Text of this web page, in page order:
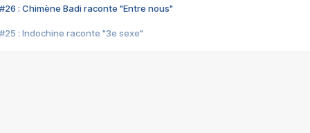
#26 : Chimène Badi raconte "Entre nous"
#25 : Indochine raconte "3e sexe"